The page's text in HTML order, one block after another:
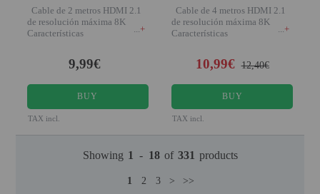
Cable de 2 metros HDMI 2.1
de resolución máxima 8K
Características
+
9,99€
BUY
TAX incl.
Cable de 4 metros HDMI 2.1
de resolución máxima 8K
Características
+
10,99€ 12,40€
BUY
TAX incl.
Showing 1 - 18 of 331 products
1 2 3 > >>